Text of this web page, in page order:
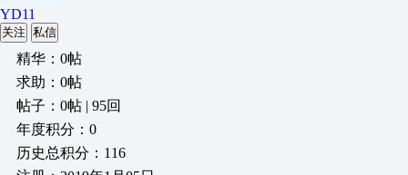
YD11
关注 私信
精华：0帖
求助：0帖
帖子：0帖 | 95回
年度积分：0
历史总积分：116